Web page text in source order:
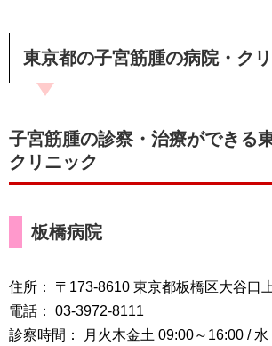
東京都の子宮筋腫の病院・ク
子宮筋腫の診察・治療ができる
クリニック
板橋病院
住所： 〒173-8610 東京都板橋区大谷口
電話： 03-3972-8111
診察時間： 月火木金土 09:00～16:00 /